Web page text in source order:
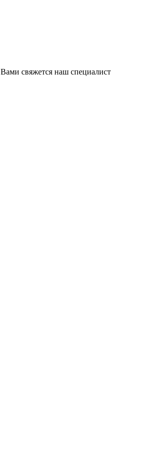
свяжется наш специалист